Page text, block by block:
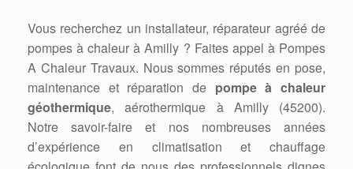
Vous recherchez un installateur, réparateur agréé de
pompes à chaleur à Amilly ? Faites appel à Pompes
A Chaleur Travaux. Nous sommes réputés en pose,
maintenance et réparation de pompe à chaleur
géothermique, aérothermique à Amilly (45200).
Notre savoir-faire et nos nombreuses années
d’expérience en climatisation et chauffage